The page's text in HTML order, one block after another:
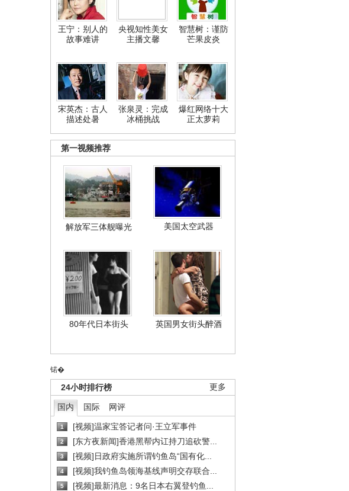
王宁：别人的
故事难讲
央视知性美女
主播文馨
智慧树：谨防
芒果皮炎
宋英杰：古人
描述处暑
张泉灵：完成
冰桶挑战
爆红网络十大
正太萝莉
第一视频推荐
解放军三体舰曝光 美国太空武器
80年代日本街头 英国男女街头醉酒
锘�
更多
24小时排行榜
国内 国际 网评
1 [视频]温家宝答记者问·王立军事件
2 [东方夜新闻]香港黑帮内讧持刀追砍警...
3 [视频]日政府实施所谓钓鱼岛“国有化...
4 [视频]我钓鱼岛领海基线声明交存联合...
5 [视频]最新消息：9名日本右翼登钓鱼...